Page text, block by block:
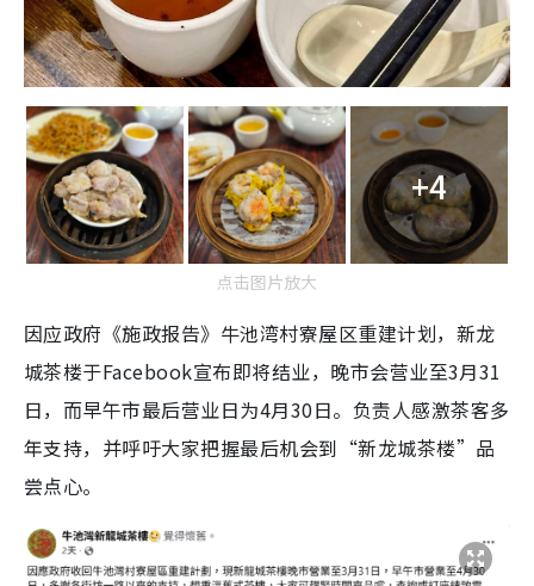
+4
点击图片放大
因应政府《施政报告》牛池湾村寮屋区重建计划，新龙
城茶楼于Facebook宣布即将结业，晚市会营业至3月31
日，而早午市最后营业日为4月30日。负责人感激茶客多
年支持，并呼吁大家把握最后机会到“新龙城茶楼”品
尝点心。